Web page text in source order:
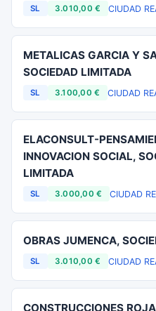
SL 3.010,00 € CIUDAD
METALICAS GARCIA Y
SOCIEDAD LIMITADA
SL 3.100,00 € CIUDAD
ELACONSULT-
INNOVACION SOCIAL,
LIMITADA
SL 3.000,00 € CIUDAD
OBRAS JUMENCA,
SL 3.010,00 € CIUDAD
CONSTRUCCIONES